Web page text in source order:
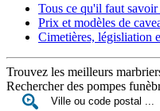
Tous ce qu'il faut
Prix et modèles de
Cimetières, législiation
Trouvez les meilleurs
Rechercher des pompes